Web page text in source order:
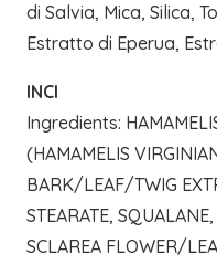
di Salvia, Mica, Silica,
Estratto di Eperua,
INCI
Ingredients:
(HAMAMELIS
BARK/LEAF/TWIG
STEARATE,
SCLAREA FLOWER/